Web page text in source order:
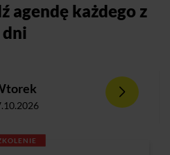
agendę każdego z
dni